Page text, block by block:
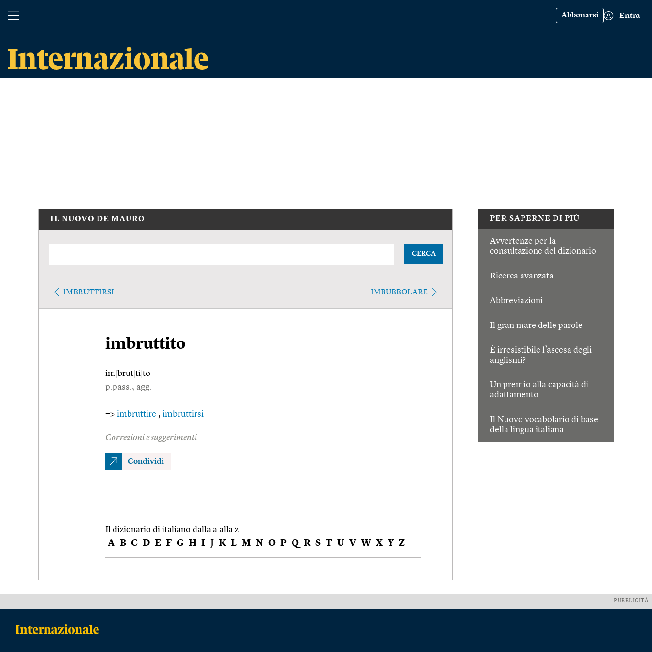
Abbonarsi Entra
PER SAPERNE DI PIÙ
Avvertenze per la
consultazione del dizionario
Ricerca avanzata
Abbreviazioni
Il gran mare delle parole
È irresistibile l’ascesa degli
anglismi?
Un premio alla capacità di
adattamento
Il Nuovo vocabolario di base
della lingua italiana
IL NUOVO DE MAURO
CERCA
IMBRUTTIRSI IMBUBBOLARE
imbruttito
im brut tì to
p.pass., agg.
=> imbruttire , imbruttirsi
Correzioni e suggerimenti
Condividi
Il dizionario di italiano dalla a alla z
A B C D E F G H I J K L M N O P Q R S T U V W X Y Z
PUBBLICITÀ